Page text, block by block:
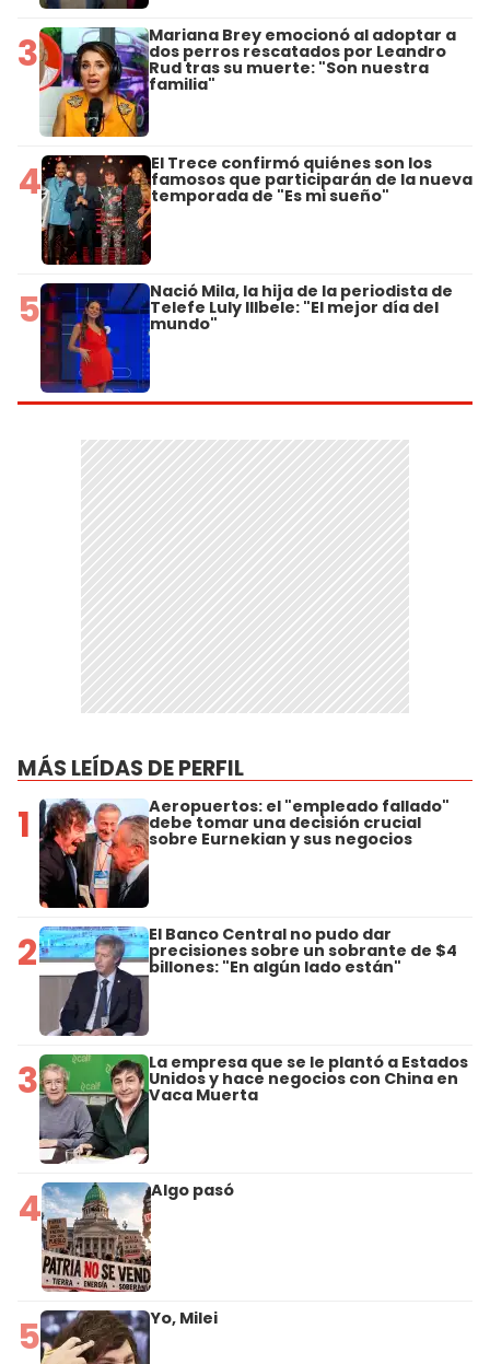
3 Mariana Brey emocionó al adoptar a
dos perros rescatados por Leandro
Rud tras su muerte: "Son nuestra
familia"
4 El Trece confirmó quiénes son los
famosos que participarán de la nueva
temporada de "Es mi sueño"
5 Nació Mila, la hija de la periodista de
Telefe Luly Illbele: "El mejor día del
mundo"
MÁS LEÍDAS DE PERFIL
1 Aeropuertos: el "empleado fallado"
debe tomar una decisión crucial
sobre Eurnekian y sus negocios
2 El Banco Central no pudo dar
precisiones sobre un sobrante de $4
billones: "En algún lado están"
3 La empresa que se le plantó a Estados
Unidos y hace negocios con China en
Vaca Muerta
4 Algo pasó
5 Yo, Milei